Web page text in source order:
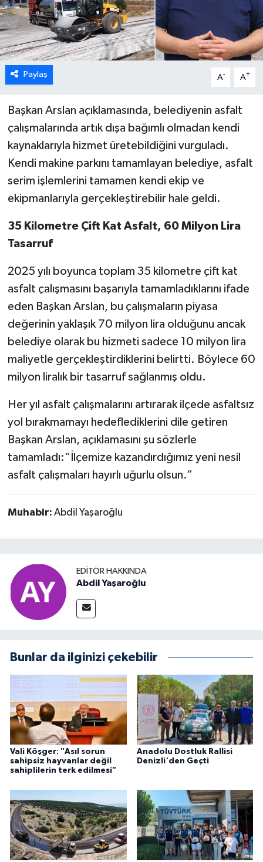
Paylaş A- A+
Başkan Arslan açıklamasında, belediyenin asfalt
çalışmalarında artık dışa bağımlı olmadan kendi
kaynaklarıyla hizmet üretebildiğini vurguladı.
Kendi makine parkını tamamlayan belediye, asfalt
serim işlemlerini tamamen kendi ekip ve
ekipmanlarıyla gerçekleştirebilir hale geldi.
35 Kilometre Çift Kat Asfalt, 60 Milyon Lira
Tasarruf
2025 yılı boyunca toplam 35 kilometre çift kat
asfalt çalışmasını başarıyla tamamladıklarını ifade
eden Başkan Arslan, bu çalışmaların piyasa
değerinin yaklaşık 70 milyon lira olduğunu ancak
belediye olarak bu hizmeti sadece 10 milyon lira
maliyetle gerçekleştirdiklerini belirtti. Böylece 60
milyon liralık bir tasarruf sağlanmış oldu.
Her yıl asfalt çalışmalarını artırarak ilçede asfaltsız
yol bırakmamayı hedeflediklerini dile getiren
Başkan Arslan, açıklamasını şu sözlerle
tamamladı:“İlçemize kazandırdığımız yeni nesil
asfalt çalışmaları hayırlı uğurlu olsun.”
Muhabir: Abdil Yaşaroğlu
EDITÖR HAKKINDA
Abdil Yaşaroğlu
Bunlar da ilginizi çekebilir
Vali Köşger: "Asıl sorun
sahipsiz hayvanlar değil
sahiplilerin terk edilmesi"
Anadolu Dostluk Rallisi
Denizli'den Geçti